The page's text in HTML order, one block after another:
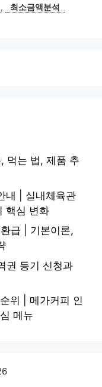
, 최소금액분석
먹는 법, 제품 추
내 | 실내체육관
핵심 변화
급 | 기본이론,
권 등기 신청과
위 | 메가커피 인
메뉴